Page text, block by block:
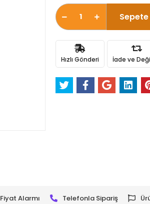
Sepete
Hızlı Gönderi İade ve
Fiyat Alarmı Telefonla Sipariş